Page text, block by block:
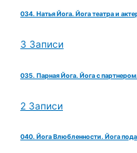
034. Натья Йога. Йога театра и
3 Записи
035. Парная Йога. Йога с партнером.
2 Записи
040. Йога Влюбленности. Йога